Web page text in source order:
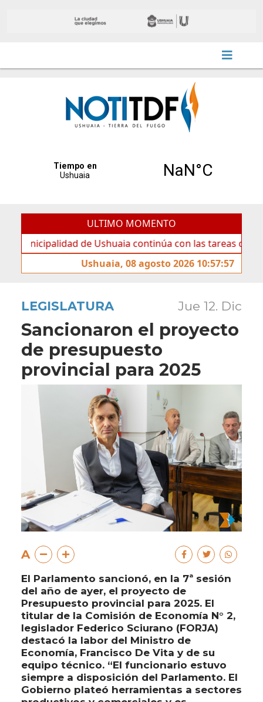
ULTIMO MOMENTO
de Ushuaia continúa con las tareas de
Ushuaia, 08 agosto 2026 10:57:57
LEGISLATURA Jue 12. Dic
Sancionaron el proyecto
de presupuesto
provincial para 2025
A
El Parlamento sancionó, en la 7ª sesión
del año de ayer, el proyecto de
Presupuesto provincial para 2025. El
titular de la Comisión de Economía N° 2,
legislador Federico Sciurano (FORJA)
destacó la labor del Ministro de
Economía, Francisco De Vita y de su
equipo técnico. “El funcionario estuvo
siempre a disposición del Parlamento. El
Gobierno plateó herramientas a sectores